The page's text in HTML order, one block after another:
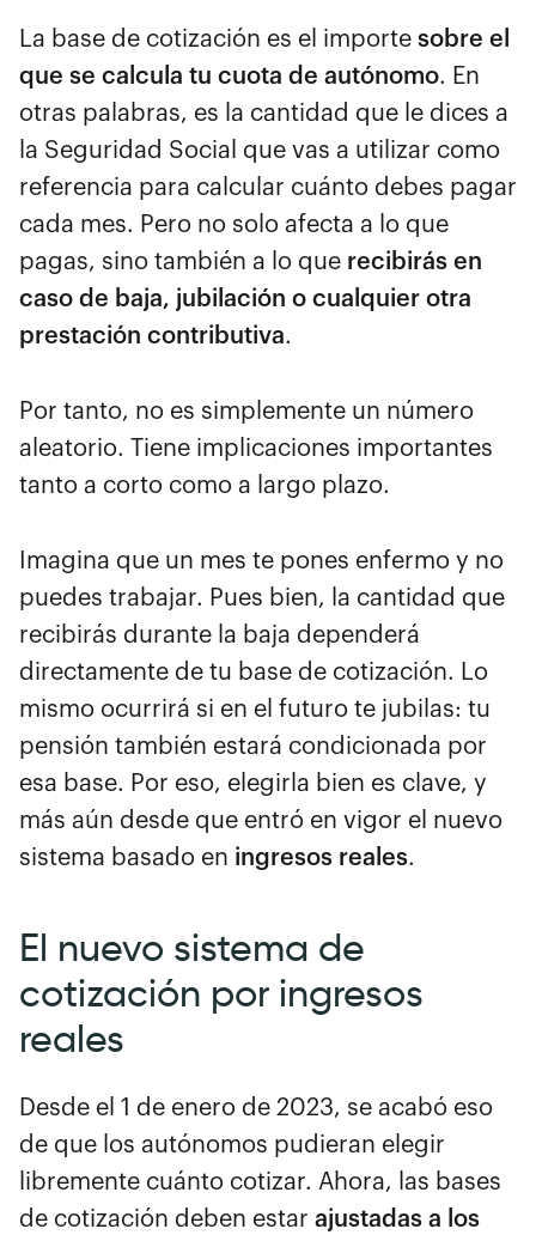
La base de cotización es el importe sobre el
que se calcula tu cuota de autónomo. En
otras palabras, es la cantidad que le dices a
la Seguridad Social que vas a utilizar como
referencia para calcular cuánto debes pagar
cada mes. Pero no solo afecta a lo que
pagas, sino también a lo que recibirás en
caso de baja, jubilación o cualquier otra
prestación contributiva.
Por tanto, no es simplemente un número
aleatorio. Tiene implicaciones importantes
tanto a corto como a largo plazo.
Imagina que un mes te pones enfermo y no
puedes trabajar. Pues bien, la cantidad que
recibirás durante la baja dependerá
directamente de tu base de cotización. Lo
mismo ocurrirá si en el futuro te jubilas: tu
pensión también estará condicionada por
esa base. Por eso, elegirla bien es clave, y
más aún desde que entró en vigor el nuevo
sistema basado en ingresos reales.
El nuevo sistema de
cotización por ingresos
reales
Desde el 1 de enero de 2023, se acabó eso
de que los autónomos pudieran elegir
libremente cuánto cotizar. Ahora, las bases
de cotización deben estar ajustadas a los